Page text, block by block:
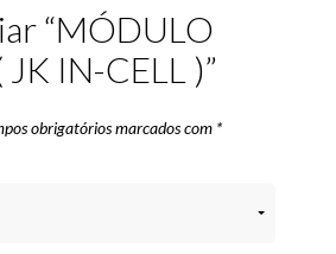
“MÓDULO
IN-CELL )”
obrigatórios marcados com *